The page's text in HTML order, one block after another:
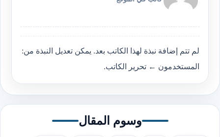
لم تتم إضافة نبذة لهذا الكاتب بعد. يمكن تعديل النبذة من:
المستخدمون ← تحرير الكاتب.
وسوم المقال